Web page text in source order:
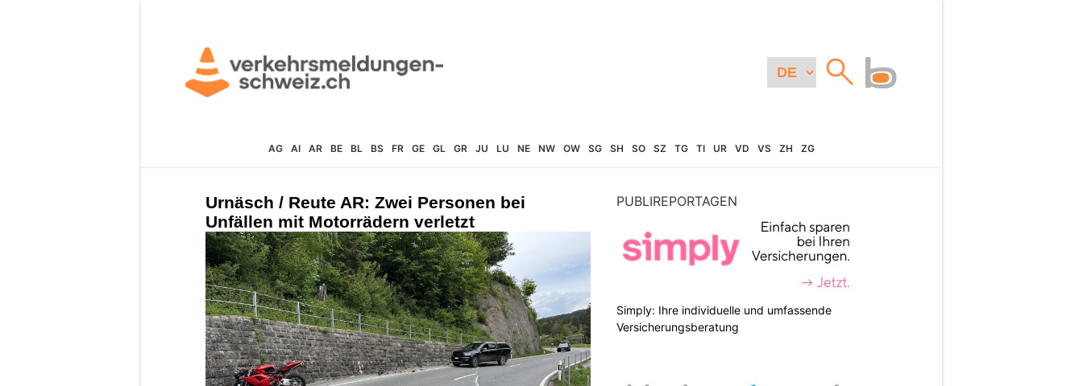
AG AI AR BE BL BS FR GE GL GR JU LU NE NW OW SG SH SO SZ TG TI UR VD VS ZH ZG
Urnäsch / Reute AR: Zwei Personen bei
Unfällen mit Motorrädern verletzt
PUBLIREPORTAGEN
Simply: Ihre individuelle und umfassende
Versicherungsberatung